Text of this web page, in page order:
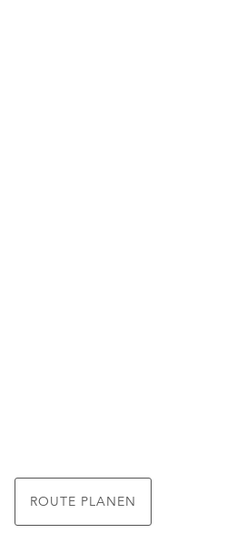
ROUTE PLANEN